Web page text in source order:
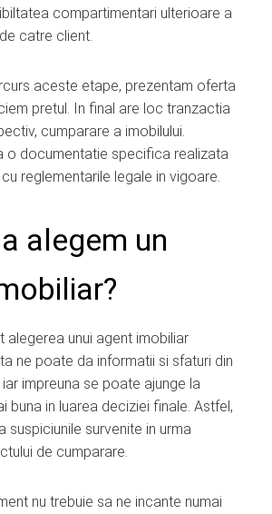
compartimentari ulterioare a
catre client.
aceste etape, prezentam oferta
pretul. In final are loc tranzactia
cumparare a imobilului.
o documentatie specifica realizata
reglementarile legale in vigoare.
alegem un
alegerea unui agent imobiliar
ne poate da informatii si sfaturi din
impreuna se poate ajunge la
buna in luarea deciziei finale. Astfel,
suspiciunile survenite in urma
de cumparare.
nu trebuie sa ne incante numai